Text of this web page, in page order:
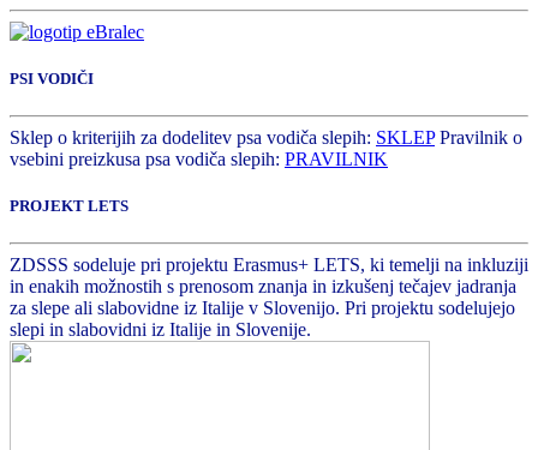
PSI VODIČI
Sklep o kriterijih za dodelitev psa vodiča slepih: SKLEPPravilnik o
vsebini preizkusa psa vodiča slepih: PRAVILNIK
PROJEKT LETS
ZDSSS sodeluje pri projektu Erasmus+ LETS, ki temelji na inkluziji
in enakih možnostih s prenosom znanja in izkušenj tečajev jadranja
za slepe ali slabovidne iz Italije v Slovenijo. Pri projektu sodelujejo
slepi in slabovidni iz Italije in Slovenije.